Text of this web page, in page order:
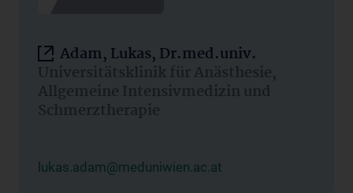
Adam, Lukas, Dr.med.univ.
Universitätsklinik für Anästhesie,
Allgemeine Intensivmedizin und
Schmerztherapie
lukas.adam@meduniwien.ac.at